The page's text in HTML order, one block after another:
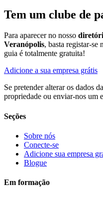
Tem um clube de
Para aparecer no nosso
Veranópolis, basta registar-se
guia é totalmente gratuita!
Adicione a sua empresa grátis
Se pretender alterar os dados
propriedade ou enviar-nos um
Seções
Sobre nós
Conecte-se
Adicione sua empresa
Blogue
Em formação